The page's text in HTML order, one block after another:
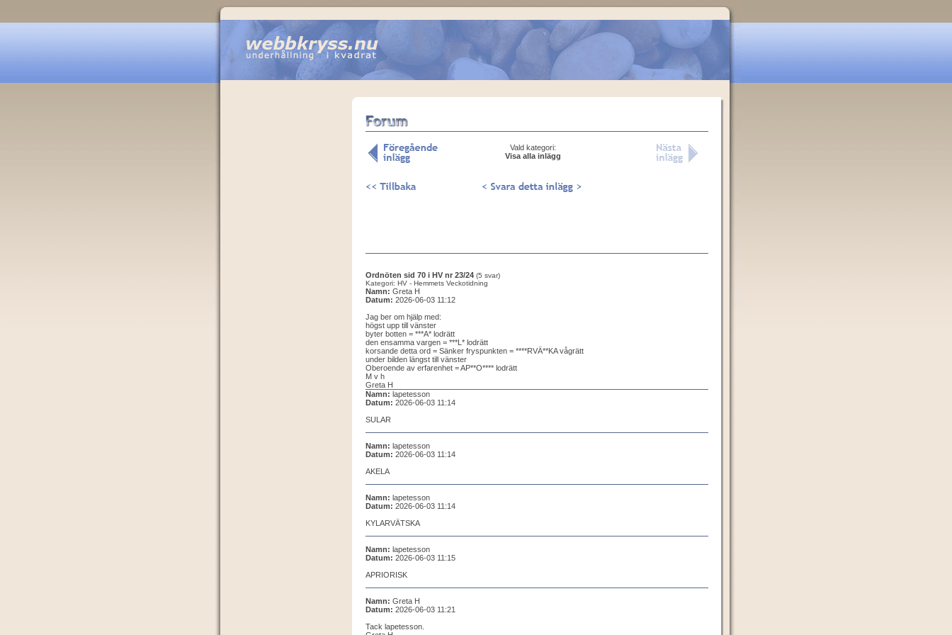
Vald kategori:
Visa alla inlägg
Ordnöten sid 70 i HV nr 23/24 (5 svar)
Kategori: HV - Hemmets Veckotidning
Namn: Greta H
Datum: 2026-06-03 11:12
Jag ber om hjälp med:
högst upp till vänster
byter botten = ***A* lodrätt
den ensamma vargen = ***L* lodrätt
korsande detta ord = Sänker fryspunkten = ****RVÄ**KA vågrätt
under bilden längst till vänster
Oberoende av erfarenhet = AP**O**** lodrätt
M v h
Greta H
Namn: lapetesson
Datum: 2026-06-03 11:14
SULAR
Namn: lapetesson
Datum: 2026-06-03 11:14
AKELA
Namn: lapetesson
Datum: 2026-06-03 11:14
KYLARVÄTSKA
Namn: lapetesson
Datum: 2026-06-03 11:15
APRIORISK
Namn: Greta H
Datum: 2026-06-03 11:21
Tack lapetesson.